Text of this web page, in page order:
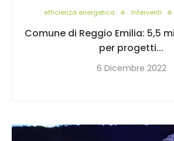
efficienza energetica Interventi
Comune di Reggio Emilia: 5,5
per progetti...
6 Dicembre 2022